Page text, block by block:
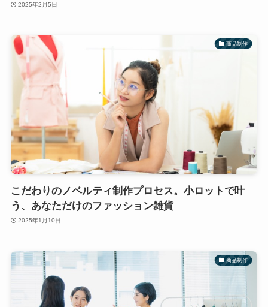
2025年2月5日
商品制作
こだわりのノベルティ制作プロセス。小ロットで叶
う、あなただけのファッション雑貨
2025年1月10日
商品制作